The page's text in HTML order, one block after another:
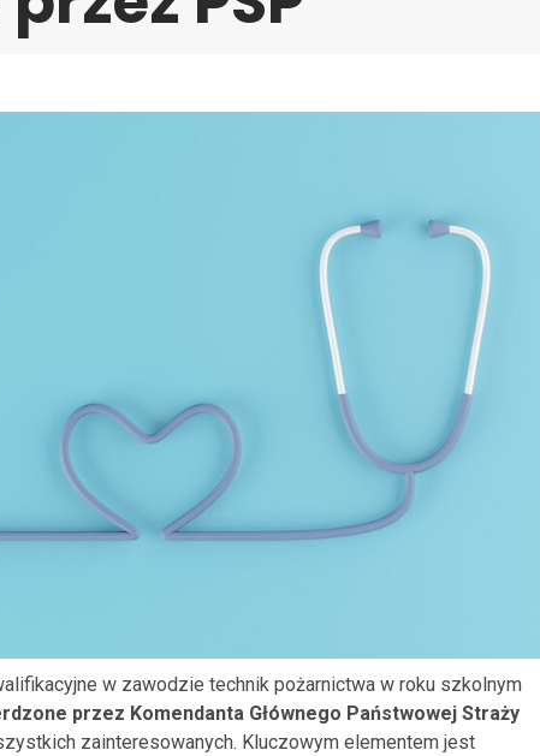
w zawodzie technik pożarnictwa w roku szkolnym
przez Komendanta Głównego Państwowej Straży
zainteresowanych. Kluczowym elementem jest